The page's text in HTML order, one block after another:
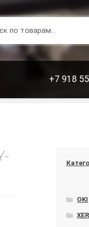
+7 918
OKI